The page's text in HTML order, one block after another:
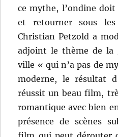
ce mythe, l’ondine
et retourner sous
Christian Petzold a
adjoint le thème de la
ville « qui n’a pas de
moderne, le résultat
réussit un beau film,
romantique avec bien
présence de scènes